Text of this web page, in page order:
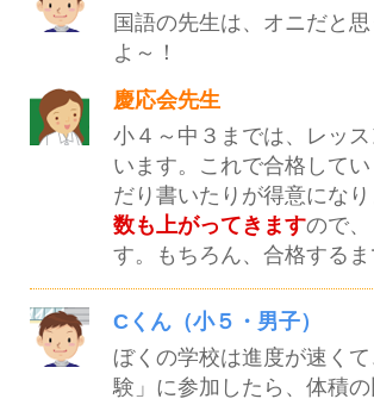
国語の先生は、オニだと
よ～！
慶応会先生
小４～中３までは、レッ
います。これで合格して
だり書いたりが得意になり
数も上がってきますので
す。もちろん、合格する
Cくん（小５・男子）
ぼくの学校は進度が速く
験」に参加したら、体積